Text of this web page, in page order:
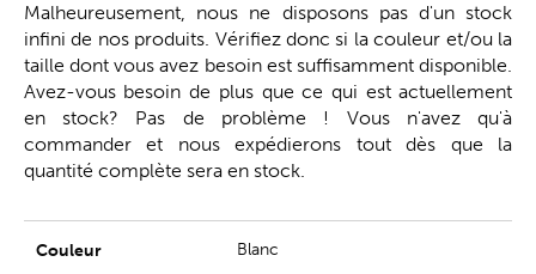
Malheureusement, nous ne disposons pas d'un stock
infini de nos produits. Vérifiez donc si la couleur et/ou la
taille dont vous avez besoin est suffisamment disponible.
Avez-vous besoin de plus que ce qui est actuellement
en stock? Pas de problème ! Vous n'avez qu'à
commander et nous expédierons tout dès que la
quantité complète sera en stock.
Blanc